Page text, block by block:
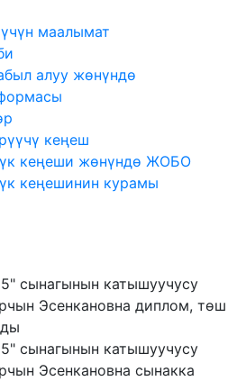
маалымат
алуу жөнүндө
кеңеш
кеңеши жөнүндө ЖОБО
кеңешинин курамы
сынагынын катышуучусу
Эсенкановна диплом, төш
сынагынын катышуучусу
Эсенкановна сынакка